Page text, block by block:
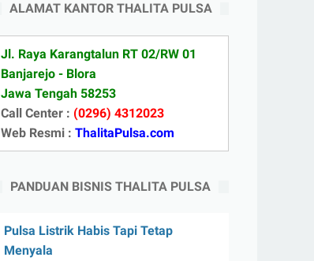
ALAMAT KANTOR THALITA PULSA
Jl. Raya Karangtalun RT 02/RW 01
Banjarejo - Blora
Jawa Tengah 58253
Call Center : (0296) 4312023
Web Resmi : ThalitaPulsa.com
PANDUAN BISNIS THALITA PULSA
Pulsa Listrik Habis Tapi Tetap
Menyala